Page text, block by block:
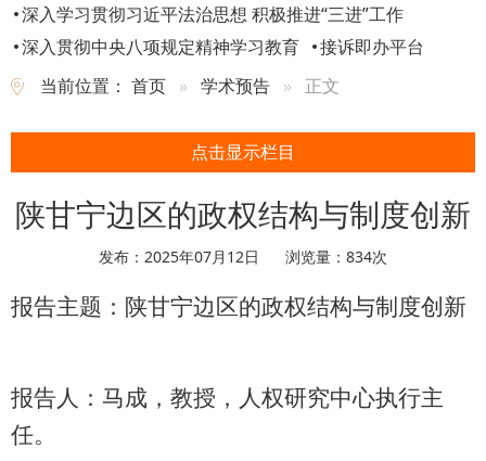
深入学习贯彻习近平法治思想 积极推进“三进”工作
深入贯彻中央八项规定精神学习教育
接诉即办平台
当前位置： 首页 学术预告 正文
点击显示栏目
陕甘宁边区的政权结构与制度创新
发布：2025年07月12日 浏览量： 834次
报告主题：陕甘宁边区的政权结构与制度创新
报告人：马成，教授，人权研究中心执行主
任。